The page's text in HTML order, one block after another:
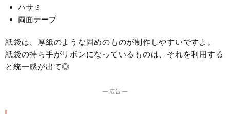
ハサミ
両面テープ
紙袋は、厚紙のような固めのものが制作しやすいですよ。
紙袋の持ち手がリボンになっているものは、それを利用する
と統一感が出て◎
― 広告 ―